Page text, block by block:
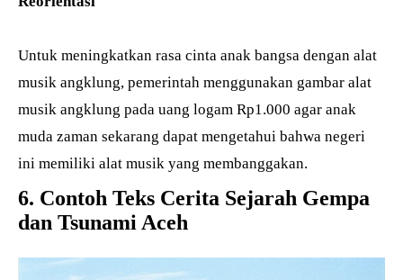
Untuk meningkatkan rasa cinta anak bangsa dengan alat
musik angklung, pemerintah menggunakan gambar alat
musik angklung pada uang logam Rp1.000 agar anak
muda zaman sekarang dapat mengetahui bahwa negeri
ini memiliki alat musik yang membanggakan.
6. Contoh Teks Cerita Sejarah Gempa
dan Tsunami Aceh